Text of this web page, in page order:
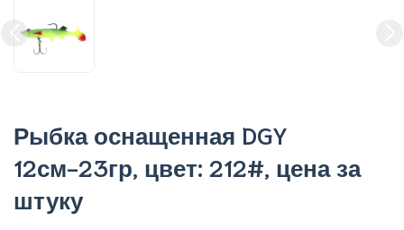
Рыбка оснащенная DGY
12см-23гр, цвет: 212#, цена за
штуку